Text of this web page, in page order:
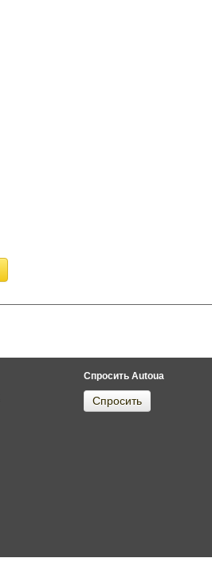
Спросить Autoua
Спросить